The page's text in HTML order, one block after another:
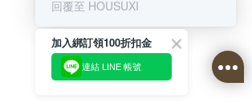
回覆至 HOUSUXI
加入綁訂領100折扣金
連結 LINE 帳號